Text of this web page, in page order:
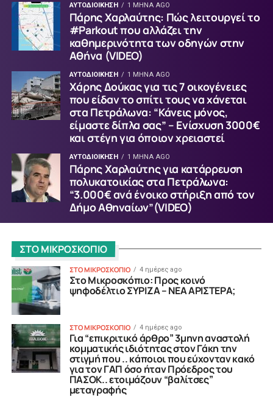
ΑΥΤΟΔΙΟΙΚΗΣΗ 1 ΜΉΝΑ AGO
Πάρης Χαρλαύτης: Πώς λειτουργεί το
#Parkout που αλλάζει την
καθημερινότητα των οδηγών στην
Αθήνα (VIDEO)
ΑΥΤΟΔΙΟΙΚΗΣΗ 1 ΜΉΝΑ AGO
Χάρης Δούκας για τις 7 οικογένειες
που είδαν το σπίτι τους να χάνεται
στα Πετράλωνα: “Κάνεις μόνος,
είμαστε δίπλα σας” – Ενίσχυση 3000€
και στέγη για όποιον χρειαστεί
ΑΥΤΟΔΙΟΙΚΗΣΗ 1 ΜΉΝΑ AGO
Πάρης Χαρλαύτης για κατάρρευση
πολυκατοικίας στα Πετράλωνα:
“3.000€ ανά ένοικο στήριξη από τον
Δήμο Αθηναίων”(VIDEO)
ΣΤΟ ΜΙΚΡΟΣΚΟΠΙΟ
ΣΤΟ ΜΙΚΡΟΣΚΟΠΙΟ 4 ημέρες ago
Στο Μικροσκόπιο: Προς κοινό
ψηφοδέλτιο ΣΥΡΙΖΑ – ΝΕΑ ΑΡΙΣΤΕΡΑ;
ΣΤΟ ΜΙΚΡΟΣΚΟΠΙΟ 4 ημέρες ago
Για “επικριτικό άρθρο” 3μηνη αναστολή
κομματικής ιδιότητας στον Γάκη την
στιγμή που .. κάποιοι που εύχονταν κακό
για τον ΓΑΠ όσο ήταν Πρόεδρος του
ΠΑΣΟΚ.. ετοιμάζουν “βαλίτσες”
μεταγραφής